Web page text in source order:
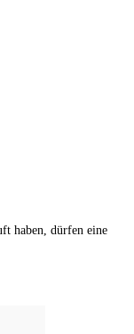
haben, dürfen eine